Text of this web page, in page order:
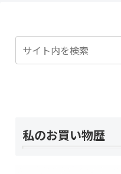
私のお買い物歴